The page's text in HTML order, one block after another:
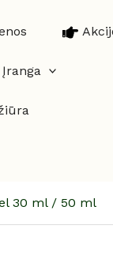
30 ml / 50 ml